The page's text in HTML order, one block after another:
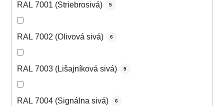
RAL 7001 (Striebrosivá) 5
RAL 7002 (Olivová sivá) 6
RAL 7003 (Lišajníková sivá) 5
RAL 7004 (Signálna sivá) 6